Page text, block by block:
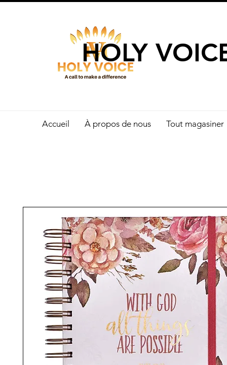
HOLY
Accueil À propos de nous Tout magasiner